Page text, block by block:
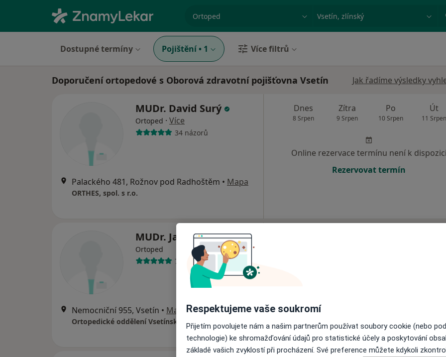
Město nebo region
Dostupné termíny Pojištění • 1 Více filtrů
Doporučení ortopedové s Oborová zdravotní pojišťovna Vsetín Jak řadíme výsledky
MUDr. David Surý
Ortoped · Více
34 názorů
Palackého 481, Rožnov pod Radhoštěm • Mapa
ORTHES, spol. s r.o.
Dnes
8 Srpen
Zítra
9 Srpen
Po
10 Srpen
Út
11 Srpen
Online rezervace termínu není k dispozici
Rezervovat termín
MUDr. Jan Bláha
Ortoped
7 názorů
Nemocniční 955, Vsetín • Mapa
Ortopedické oddělení Vsetínské nemocnice
Respektujeme vaše soukromí
Přijetím povolujete nám a našim partnerům používat soubory cookie (nebo
technologie) ke shromažďování údajů pro statistické účely a poskytování
základě vašich zvyklostí při procházení. Své preference můžete kdykoli